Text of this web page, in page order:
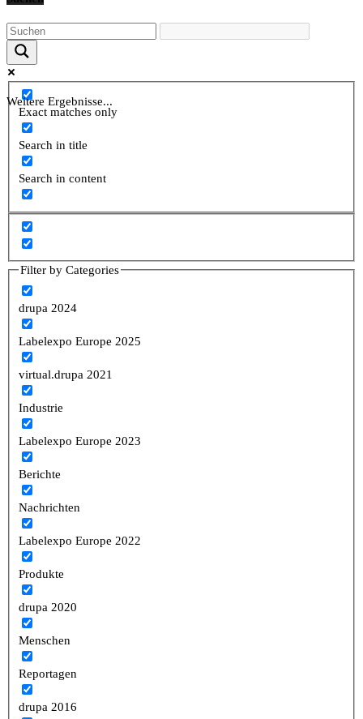
Weitere Ergebnisse...
Exact matches only
Search in title
Search in content
Filter by Categories
drupa 2024
Labelexpo Europe 2025
virtual.drupa 2021
Industrie
Labelexpo Europe 2023
Berichte
Nachrichten
Labelexpo Europe 2022
Produkte
drupa 2020
Menschen
Reportagen
drupa 2016